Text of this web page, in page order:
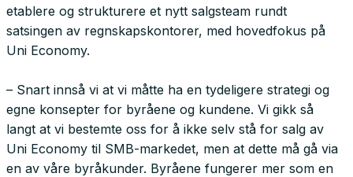
etablere og strukturere et nytt salgsteam rundt
satsingen av regnskapskontorer, med hovedfokus på
Uni Economy.
– Snart innså vi at vi måtte ha en tydeligere strategi og
egne konsepter for byråene og kundene. Vi gikk så
langt at vi bestemte oss for å ikke selv stå for salg av
Uni Economy til SMB-markedet, men at dette må gå via
en av våre byråkunder. Byråene fungerer mer som en